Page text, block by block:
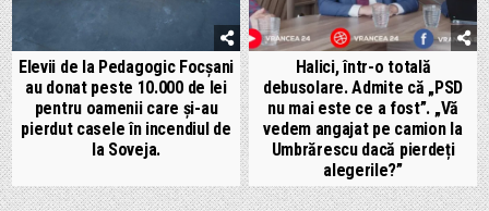
Elevii de la Pedagogic Focșani
au donat peste 10.000 de lei
pentru oamenii care și-au
pierdut casele în incendiul de
la Soveja.
Halici, într-o totală
debusolare. Admite că „PSD
nu mai este ce a fost”. „Vă
vedem angajat pe camion la
Umbrărescu dacă pierdeți
alegerile?”